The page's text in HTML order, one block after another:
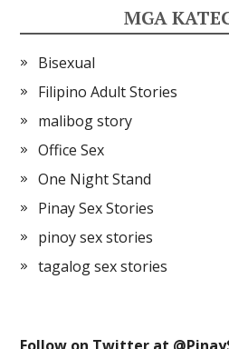
MGA
Bisexual
Filipino Adult Stories
malibog story
Office Sex
One Night Stand
Pinay Sex Stories
pinoy sex stories
tagalog sex stories